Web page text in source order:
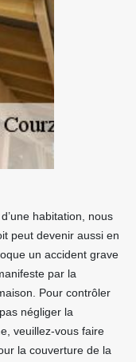
habitation, nous
peut devenir aussi en
un accident grave
par la
Pour contrôler
négliger la
veuillez-vous faire
la couverture de la